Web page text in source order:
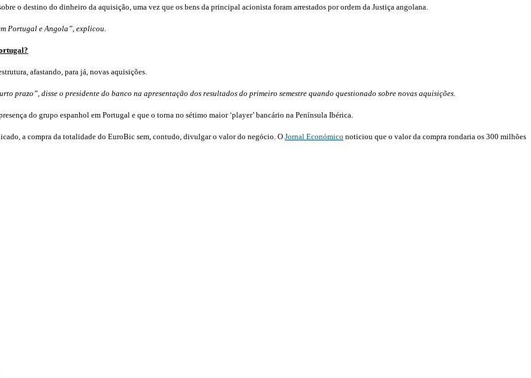
o destino do dinheiro da aquisição, uma vez que os bens da principal acionista foram arrestados por ordem da Justiça angolana.
Portugal e Angola”, explicou.
afastando, para já, novas aquisições.
prazo”, disse o presidente do banco na apresentação dos resultados do primeiro semestre quando questionado sobre novas aquisições.
do grupo espanhol em Portugal e que o torna no sétimo maior ‘player’ bancário na Península Ibérica.
a compra da totalidade do EuroBic sem, contudo, divulgar o valor do negócio. O Jornal Económico noticiou que o valor da compra rondaria os 300 milhões